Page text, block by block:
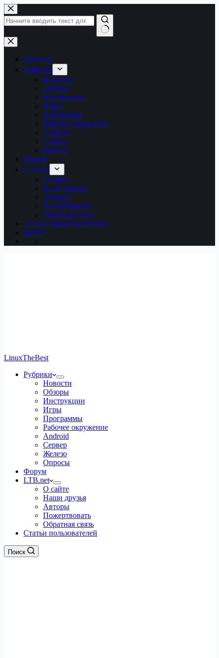
Перейти
к
сути
Ничего
не
найденоГлавная
Рубрики
Новости
Обзоры
Инструкции
Игры
Программы
Рабочее окружение
Android
Сервер
Железо
Форум
LTB.net
О сайте
Наши друзья
Авторы
Пожертвовать
Обратная связь
Статьи наших читателей
Войти
LinuxTheBest
Рубрики
Новости
Обзоры
Инструкции
Игры
Программы
Рабочее окружение
Android
Сервер
Железо
Опросы
Форум
LTB.net
О сайте
Наши друзья
Авторы
Пожертвовать
Обратная связь
Статьи пользователей
Поиск